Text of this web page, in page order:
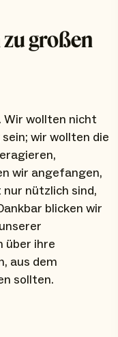
großen
Wir wollten nicht
wir wollten die
wir angefangen,
nützlich sind,
blicken wir
über ihre
aus dem
sollten.